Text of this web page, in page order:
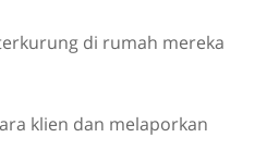
di rumah mereka
klien dan melaporkan